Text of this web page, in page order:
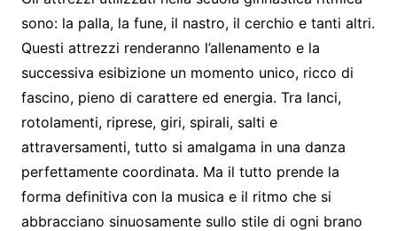
sono: la palla, la fune, il nastro, il cerchio e tanti altri.
Questi attrezzi renderanno l’allenamento e la
successiva esibizione un momento unico, ricco di
fascino, pieno di carattere ed energia. Tra lanci,
rotolamenti, riprese, giri, spirali, salti e
attraversamenti, tutto si amalgama in una danza
perfettamente coordinata. Ma il tutto prende la
forma definitiva con la musica e il ritmo che si
abbracciano sinuosamente sullo stile di ogni brano